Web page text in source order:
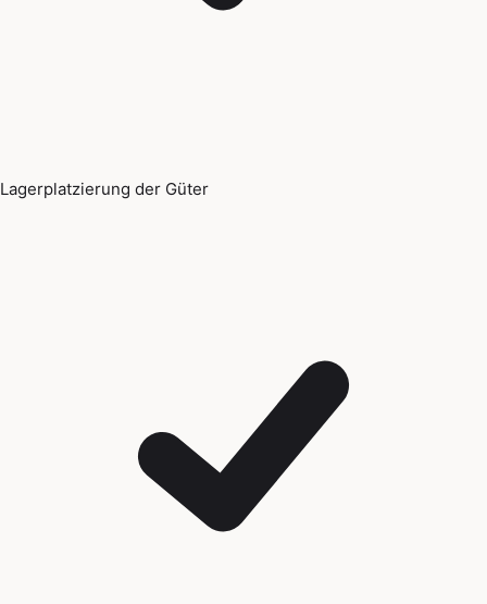
Lagerplatzierung der Güter